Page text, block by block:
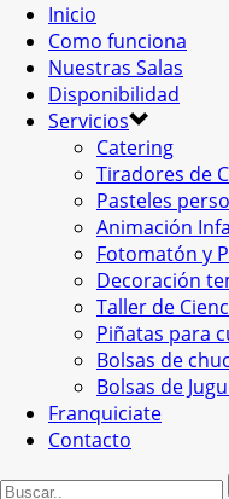
Inicio
Como funciona
Nuestras Salas
Disponibilidad
Servicios
Catering
Tiradores de
Pasteles
Animación
Fotomatón y
Decoración
Taller de
Piñatas para
Bolsas de
Bolsas de
Franquiciate
Contacto